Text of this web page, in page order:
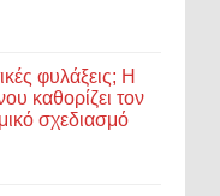
φυλάξεις; Η
καθορίζει τον
σχεδιασμό